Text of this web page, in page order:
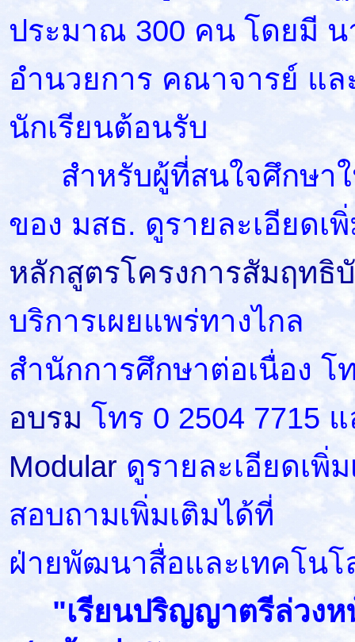
ประมาณ 300 คน โดยมี
อำนวยการ คณาจารย์ แล
นักเรียนต้อนรับ
สำหรับผู้ที่สนใจศึกษาใ
ของ มสธ. ดูรายละเอียดเ
หลักสูตรโครงการสัมฤทธิ
บริการเผยแพร่ทางไกล
สำนักการศึกษาต่อเนื่อง โ
อบรม โทร 0 2504 7715
Modular ดูรายละเอียดเพิ่
สอบถามเพิ่มเติมได้ที่
ฝ่ายพัฒนาสื่อและเทคโนโ
"เรียนปริญญาตรีล่วง